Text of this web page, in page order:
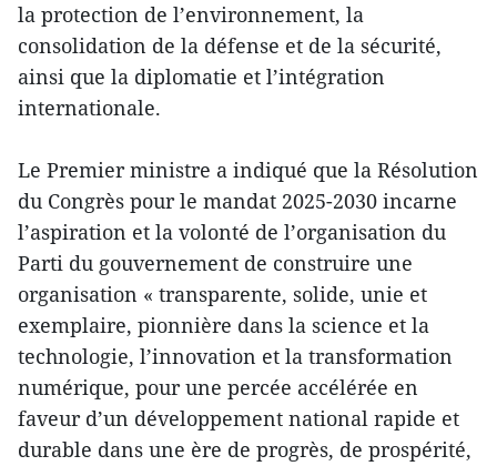
la protection de l’environnement, la
consolidation de la défense et de la sécurité,
ainsi que la diplomatie et l’intégration
internationale.
Le Premier ministre a indiqué que la Résolution
du Congrès pour le mandat 2025-2030 incarne
l’aspiration et la volonté de l’organisation du
Parti du gouvernement de construire une
organisation « transparente, solide, unie et
exemplaire, pionnière dans la science et la
technologie, l’innovation et la transformation
numérique, pour une percée accélérée en
faveur d’un développement national rapide et
durable dans une ère de progrès, de prospérité,